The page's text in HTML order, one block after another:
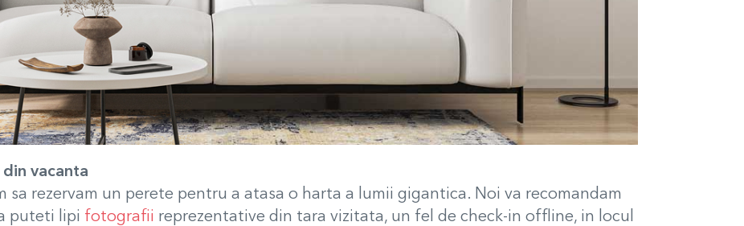
vacanta
sa rezervam un perete pentru a atasa o harta a lumii gigantica. Noi va recomandam
puteti lipi fotografii reprezentative din tara vizitata, un fel de check-in offline, in locul